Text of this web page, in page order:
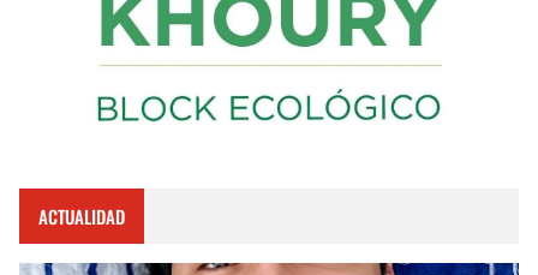
ACTUALIDAD